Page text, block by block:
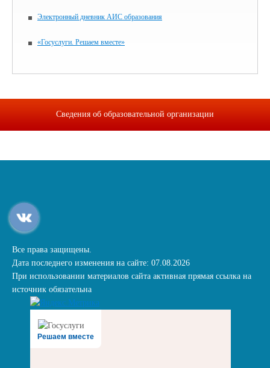
Электронный дневник АИС образования
«Госуслуги. Решаем вместе»
Сведения об образовательной организации
Все права защищены.
Дата последнего изменения на сайте: 07.08.2026
При использовании материалов сайта активная прямая ссылка на
источник обязательна
Решаем вместе